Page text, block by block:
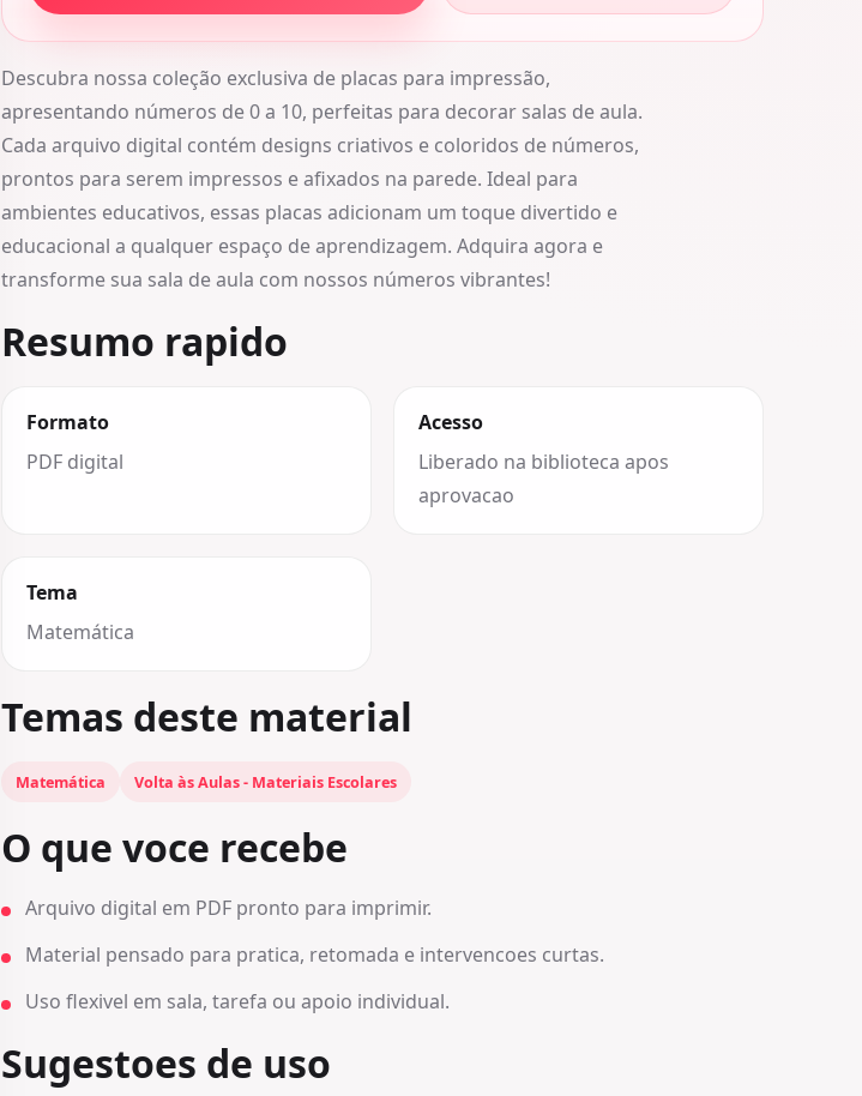
Descubra nossa coleção exclusiva de placas para impressão,
apresentando números de 0 a 10, perfeitas para decorar salas de aula.
Cada arquivo digital contém designs criativos e coloridos de números,
prontos para serem impressos e afixados na parede. Ideal para
ambientes educativos, essas placas adicionam um toque divertido e
educacional a qualquer espaço de aprendizagem. Adquira agora e
transforme sua sala de aula com nossos números vibrantes!
Resumo rapido
Formato
PDF digital
Acesso
Liberado na biblioteca apos
aprovacao
Tema
Matemática
Temas deste material
Matemática Volta às Aulas - Materiais Escolares
O que voce recebe
Arquivo digital em PDF pronto para imprimir.
Material pensado para pratica, retomada e intervencoes curtas.
Uso flexivel em sala, tarefa ou apoio individual.
Sugestoes de uso